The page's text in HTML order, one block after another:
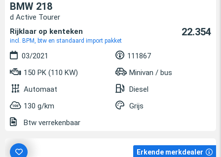
BMW 218
d Active Tourer
Rijklaar op kenteken
incl. BPM, btw en standaard import pakket
22.354
03/2021
111867
150 PK (110 KW)
Minivan / bus
Automaat
Diesel
130 g/km
Grijs
Btw verrekenbaar
Erkende merkdealer